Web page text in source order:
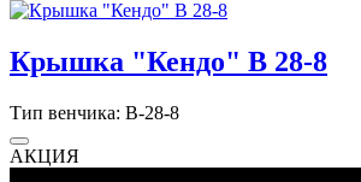
Крышка "Кендо" В 28-8
Тип венчика: В-28-8
АКЦИЯ